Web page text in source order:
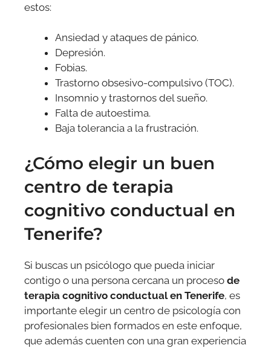
estos:
Ansiedad y ataques de pánico.
Depresión.
Fobias.
Trastorno obsesivo-compulsivo (TOC).
Insomnio y trastornos del sueño.
Falta de autoestima.
Baja tolerancia a la frustración.
¿Cómo elegir un buen
centro de terapia
cognitivo conductual en
Tenerife?
Si buscas un psicólogo que pueda iniciar
contigo o una persona cercana un proceso de
terapia cognitivo conductual en Tenerife, es
importante elegir un centro de psicología con
profesionales bien formados en este enfoque,
que además cuenten con una gran experiencia